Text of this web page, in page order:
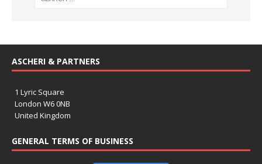
ASCHERI & PARTNERS
1 Lyric Square
London W6 0NB
United Kingdom
GENERAL TERMS OF BUSINESS